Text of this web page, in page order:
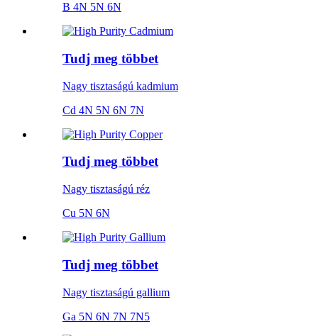
B 4N 5N 6N
Tudj meg többet
Nagy tisztaságú kadmium
Cd 4N 5N 6N 7N
Tudj meg többet
Nagy tisztaságú réz
Cu 5N 6N
Tudj meg többet
Nagy tisztaságú gallium
Ga 5N 6N 7N 7N5